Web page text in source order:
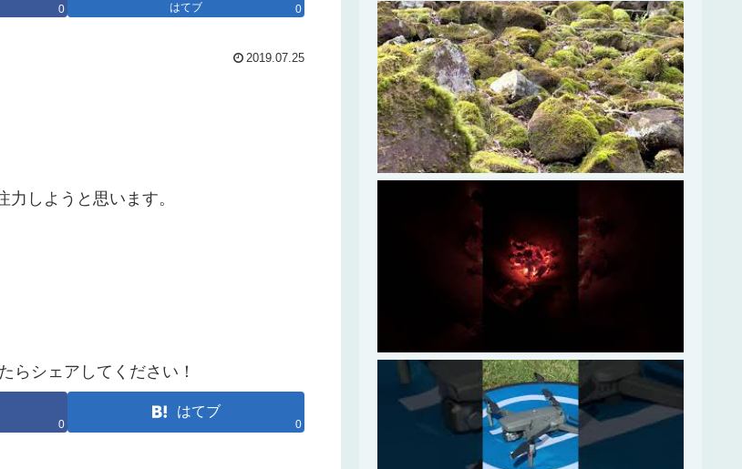
0 はてブ 0
2019.07.25
しようと思います。
らシェアしてください！
0
はてブ
0